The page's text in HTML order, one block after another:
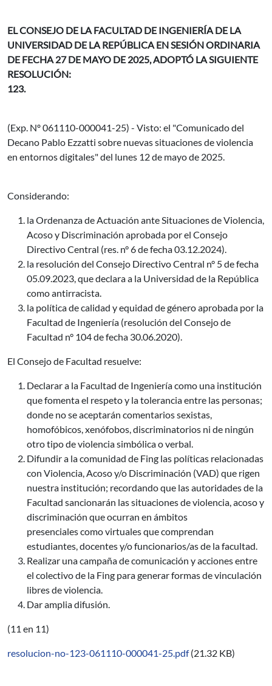
EL CONSEJO DE LA FACULTAD DE INGENIERÍA DE LA
UNIVERSIDAD DE LA REPÚBLICA EN SESIÓN ORDINARIA
DE FECHA 27 DE MAYO DE 2025, ADOPTÓ LA SIGUIENTE
RESOLUCIÓN:
123.
(Exp. Nº 061110-000041-25) - Visto: el "Comunicado del
Decano Pablo Ezzatti sobre nuevas situaciones de violencia
en entornos digitales" del lunes 12 de mayo de 2025.
Considerando:
la Ordenanza de Actuación ante Situaciones de Violencia,
Acoso y Discriminación aprobada por el Consejo
Directivo Central (res. n° 6 de fecha 03.12.2024).
la resolución del Consejo Directivo Central n° 5 de fecha
05.09.2023, que declara a la Universidad de la República
como antirracista.
la política de calidad y equidad de género aprobada por la
Facultad de Ingeniería (resolución del Consejo de
Facultad n° 104 de fecha 30.06.2020).
El Consejo de Facultad resuelve:
Declarar a la Facultad de Ingeniería como una institución
que fomenta el respeto y la tolerancia entre las personas;
donde no se aceptarán comentarios sexistas,
homofóbicos, xenófobos, discriminatorios ni de ningún
otro tipo de violencia simbólica o verbal.
Difundir a la comunidad de Fing las políticas relacionadas
con Violencia, Acoso y/o Discriminación (VAD) que rigen
nuestra institución; recordando que las autoridades de la
Facultad sancionarán las situaciones de violencia, acoso y
discriminación que ocurran en ámbitos
presenciales como virtuales que comprendan
estudiantes, docentes y/o funcionarios/as de la facultad.
Realizar una campaña de comunicación y acciones entre
el colectivo de la Fing para generar formas de vinculación
libres de violencia.
Dar amplia difusión.
(11 en 11)
resolucion-no-123-061110-000041-25.pdf (21.32 KB)